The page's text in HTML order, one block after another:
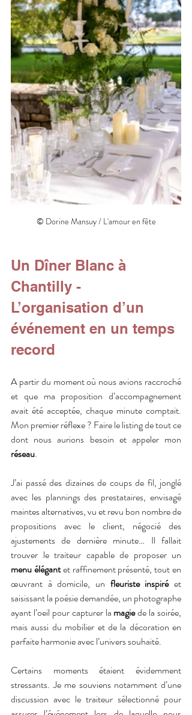
© Dorine Mansuy / L'amour en fête
Un Dîner Blanc à
Chantilly -
L’organisation d’un
événement en un temps
record
A partir du moment où nous avions raccroché
et que ma proposition d’accompagnement
avait été acceptée, chaque minute comptait.
Mon premier réflexe ? Faire le listing de tout ce
réseau.
J’ai passé des dizaines de coups de fil, jonglé
avec les plannings des prestataires, envisagé
maintes alternatives, vu et revu bon nombre de
propositions avec le client, négocié des
ajustements de dernière minute… Il fallait
menu élégant et raffinement présenté, tout en
œuvrant à domicile, un fleuriste inspiré et
saisissant la poésie demandée, un photographe
ayant l’oeil pour capturer la magie de la soirée,
mais aussi du mobilier et de la décoration en
parfaite harmonie avec l’univers souhaité.
Certains moments étaient évidemment
stressants. Je me souviens notamment d’une
discussion avec le traiteur sélectionné pour